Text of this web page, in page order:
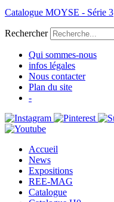
Catalogue MOYSE - Série 3
Rechercher
Qui sommes-nous
infos légales
Nous contacter
Plan du site
-
Accueil
News
Expositions
REE-MAG
Catalogue